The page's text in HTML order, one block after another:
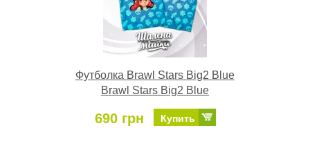
Футболка Brawl Stars Big2 Blue
Brawl Stars Big2 Blue
690 грн Купить